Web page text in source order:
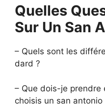
Quelles
Sur Un San
– Quels sont les
dard ?
– Que dois-je prendre
choisis un san antonio